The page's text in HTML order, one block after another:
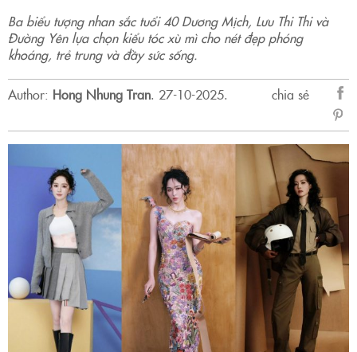
Ba biểu tượng nhan sắc tuổi 40 Dương Mịch, Lưu Thi Thi và
Đường Yên lựa chọn kiểu tóc xù mì cho nét đẹp phóng
khoáng, trẻ trung và đầy sức sống.
Author: Hong Nhung Tran. 27-10-2025.
chia sẻ
sẻ